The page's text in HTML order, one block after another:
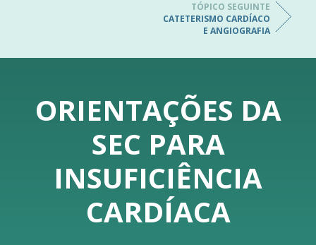
TÓPICO SEGUINTE
CATETERISMO CARDÍACO
E ANGIOGRAFIA
ORIENTAÇÕES DA
SEC PARA
INSUFICIÊNCIA
CARDÍACA